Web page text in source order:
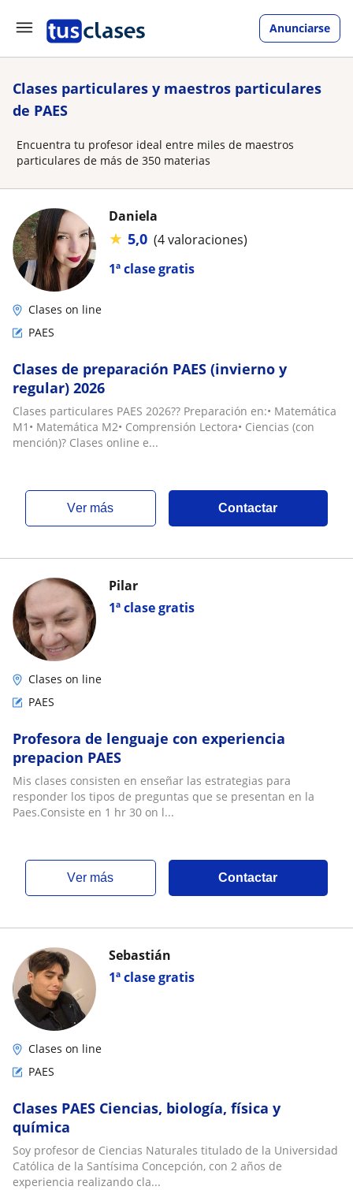
Anunciarse
Clases particulares y maestros particulares
de PAES
Encuentra tu profesor ideal entre miles de maestros
particulares de más de 350 materias
1ª clase gratis
Daniela
★ 5,0 (4 valoraciones)
Clases on line
PAES
Clases de preparación PAES (invierno y
regular) 2026
Clases particulares PAES 2026?? Preparación en:• Matemática
M1• Matemática M2• Comprensión Lectora• Ciencias (con
mención)? Clases online e...
ver más Contactar
1ª clase gratis
Pilar
Clases on line
PAES
Profesora de lenguaje con experiencia
prepacion PAES
Mis clases consisten en enseñar las estrategias para
responder los tipos de preguntas que se presentan en la
Paes.Consiste en 1 hr 30 on l...
ver más Contactar
1ª clase gratis
Sebastián
Clases on line
PAES
Clases PAES Ciencias, biología, física y
química
Soy profesor de Ciencias Naturales titulado de la Universidad
Católica de la Santísima Concepción, con 2 años de
experiencia realizando cla...